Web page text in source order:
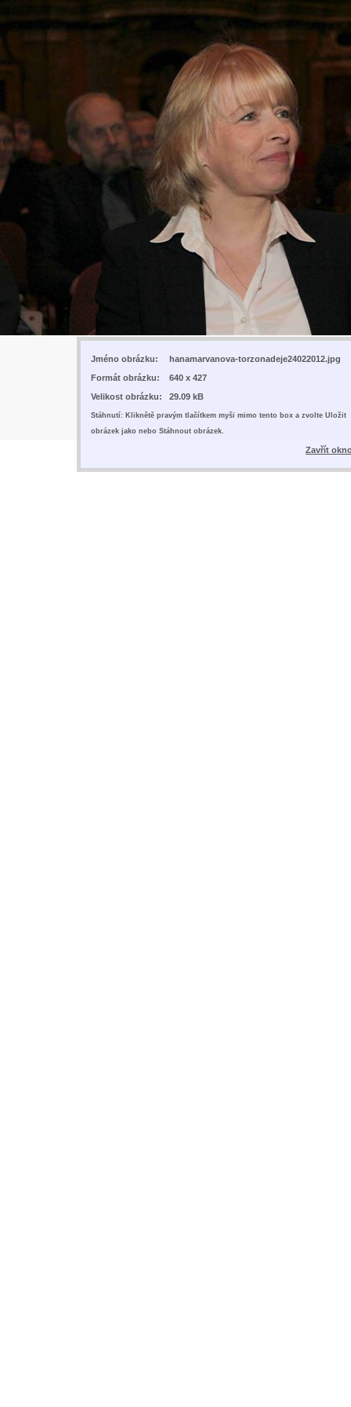
Jméno obrázku:
hanamarvanova-torzonadeje24022012.jpg
Formát obrázku:
640 x 427
Velikost obrázku:
29.09 kB
Stáhnutí: Kliknětě pravým tlačítkem myši mimo tento box a zvolte Uložit
obrázek jako nebo Stáhnout obrázek.
Zavřít